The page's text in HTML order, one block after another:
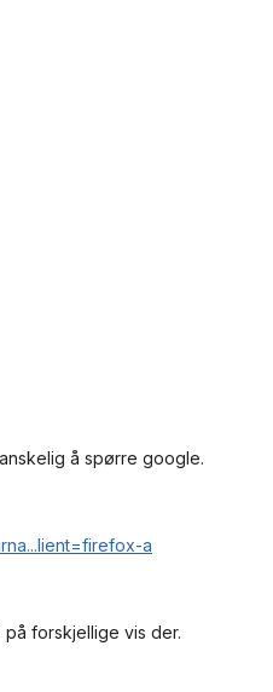
å spørre google.
a
forskjellige vis der.